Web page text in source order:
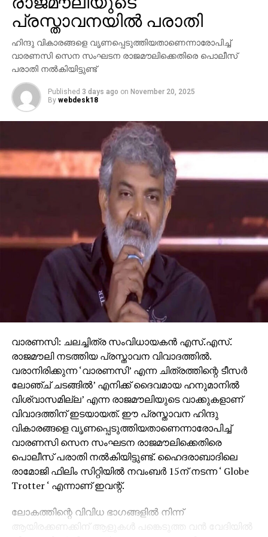
പ്രസ്താവനയില്‍ പരാതി
ഹിന്ദു വികാരങ്ങളെ വൃണപ്പെടുത്തിയതാണെന്നാരോപിച്ച്
വാരണസി സെന സംഘടന രാജമൗലിക്കെതിരെ പൊലീസ്
പരാതി നല്‍കിയിട്ടുണ്ട്
Published 3 days ago on November 20, 2025
By webdesk18
വാരണസി: ചലച്ചിത്ര സംവിധായകന്‍ എസ്.എസ്.
രാജമൗലി നടത്തിയ പ്രസ്താവന വിവാദത്തില്‍.
വരാനിരിക്കുന്ന ‘വാരണസി’ എന്ന ചിത്രത്തിന്റെ ടീസര്‍
ലോഞ്ച് ചടങ്ങില്‍’ എനിക്ക് ദൈവമായ ഹനുമാനില്‍
വിശ്വാസമില്ല’ എന്ന രാജമൗലിയുടെ വാക്കുകളാണ്
വിവാദത്തിന് ഇടയായത്. ഈ പ്രസ്താവന ഹിന്ദു
വികാരങ്ങളെ വൃണപ്പെടുത്തിയതാണെന്നാരോപിച്ച്
വാരണസി സെന സംഘടന രാജമൗലിക്കെതിരെ
പൊലീസ് പരാതി നല്‍കിയിട്ടുണ്ട്. ഹൈദരാബാദിലെ
രാമോജി ഫിലിം സിറ്റിയില്‍ നവംബര്‍ 15ന് നടന്ന ‘ Globe
Trotter ‘ എന്നാണ് ഇവന്റ്.
ലോകത്തിന്റെ വിവിധ ഭാഗങ്ങളില്‍ നിന്ന്
ആയിരക്കണക്കിന് ആളുകള്‍ പങ്കെടുത്ത വന്‍ വേദിയില്‍